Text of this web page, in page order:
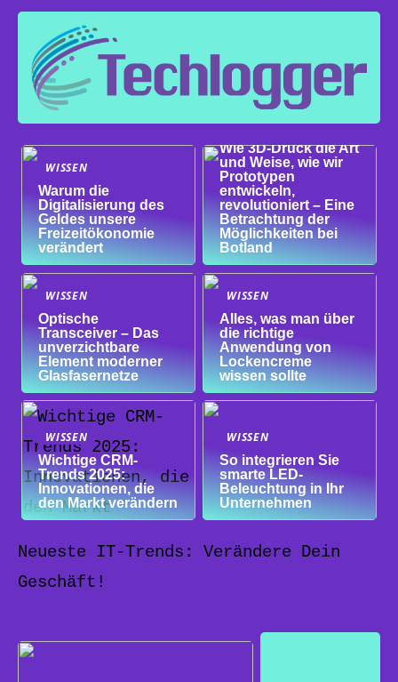
WISSEN
Warum die
Digitalisierung des
Geldes unsere
Freizeitökonomie
verändert
WISSEN
Wie 3D-Druck die Art
und Weise, wie wir
Prototypen
entwickeln,
revolutioniert – Eine
Betrachtung der
Möglichkeiten bei
Botland
WISSEN
Optische
Transceiver – Das
unverzichtbare
Element moderner
Glasfasernetze
WISSEN
Alles, was man über
die richtige
Anwendung von
Lockencreme
wissen sollte
WISSEN
Wichtige CRM-
Trends 2025:
Innovationen, die
den Markt verändern
WISSEN
So integrieren Sie
smarte LED-
Beleuchtung in Ihr
Unternehmen
Neueste IT-Trends: Verändere Dein
Geschäft!